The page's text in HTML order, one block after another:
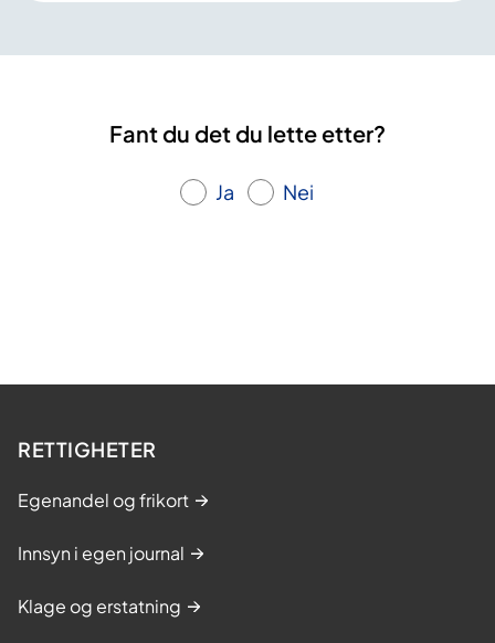
Fant du det du lette etter?
Ja Nei
RETTIGHETER
Egenandel og frikort
Innsyn i egen journal
Klage og erstatning